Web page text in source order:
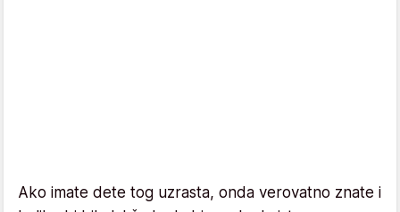
Ako imate dete tog uzrasta, onda verovatno znate i